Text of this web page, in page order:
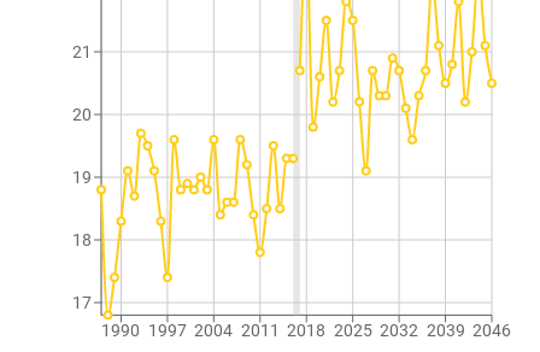
1990 1997 2004 2011 2018 2025 2032 2039 2046
17
18
19
20
21